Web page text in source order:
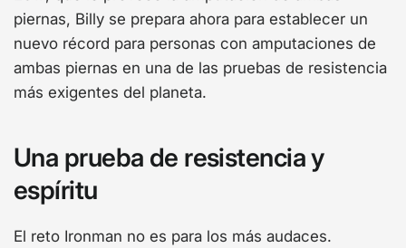
piernas, Billy se prepara ahora para establecer un
nuevo récord para personas con amputaciones de
ambas piernas en una de las pruebas de resistencia
más exigentes del planeta.
Una prueba de resistencia y
espíritu
El reto Ironman no es para los más audaces.